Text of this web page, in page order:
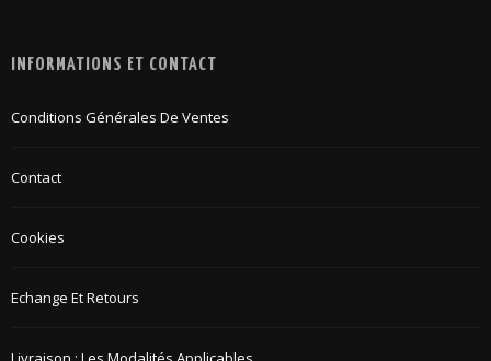
INFORMATIONS ET CONTACT
Conditions Générales De Ventes
Contact
Cookies
Echange Et Retours